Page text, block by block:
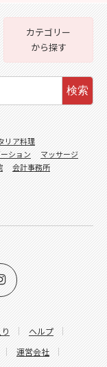
ヘルプ
運営会社
カテゴリー
から探す
検索
リア料理
ション
マッサージ
会計事務所